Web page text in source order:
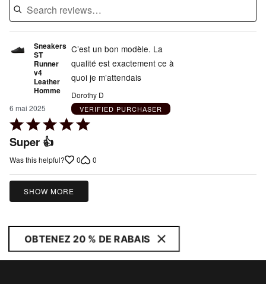
Sneakers
ST
Runner
v4
Leather
Homme
6 mai 2025
Rated
5
of
5
Super 👍
C’est un bon modèle. La
qualité est exactement ce à
quoi je m’attendais
Dorothy D
VERIFIED PURCHASER
Was this helpful? 0 0
SHOW MORE
OBTENEZ 20 % DE RABAIS